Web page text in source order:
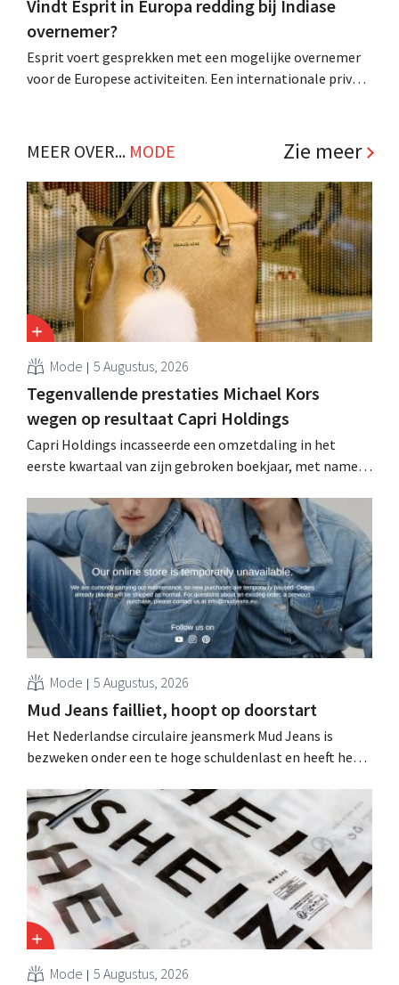
Vindt Esprit in Europa redding bij Indiase
overnemer?
Esprit voert gesprekken met een mogelijke overnemer
voor de Europese activiteiten. Een internationale privé-
MEER OVER... MODE Zie meer
Mode 5 Augustus, 2026
Tegenvallende prestaties Michael Kors
wegen op resultaat Capri Holdings
Capri Holdings incasseerde een omzetdaling in het
eerste kwartaal van zijn gebroken boekjaar, met name
Kors, ondanks sterke resultaten van Jimmy Choo.
Mode 5 Augustus, 2026
Mud Jeans failliet, hoopt op doorstart
Het Nederlandse circulaire jeansmerk Mud Jeans is
bezweken onder een te hoge schuldenlast en heeft het
evenwel dat het verhaal hiermee niet eindigt.
Mode 5 Augustus, 2026